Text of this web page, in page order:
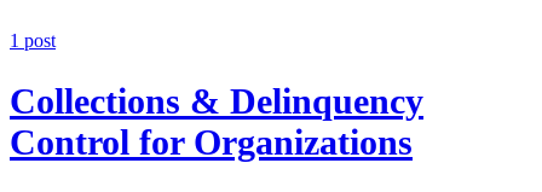
1 post
Collections & Delinquency
Control for Organizations